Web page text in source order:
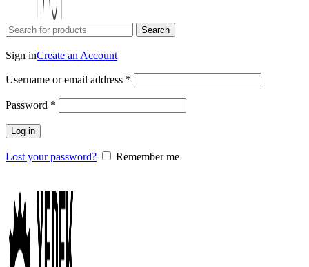
Search
Sign inCreate an Account
Username or email address *
Password *
Log in
Lost your password?
Remember me